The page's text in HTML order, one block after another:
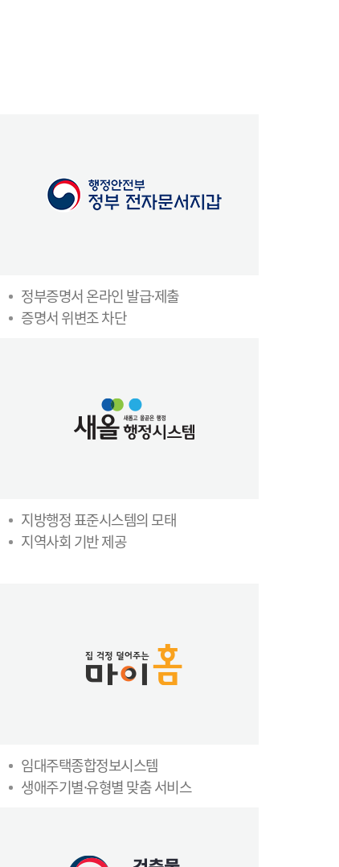
정부증명서 온라인 발급·제출
증명서 위변조 차단
지방행정 표준시스템의 모태
지역사회 기반 제공
임대주택종합정보시스템
생애주기별·유형별 맞춤 서비스